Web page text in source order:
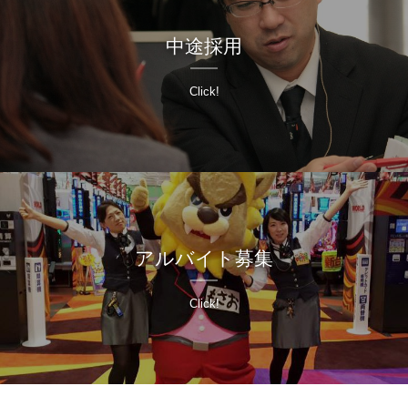
中途採用
Click!
アルバイト募集
Click!